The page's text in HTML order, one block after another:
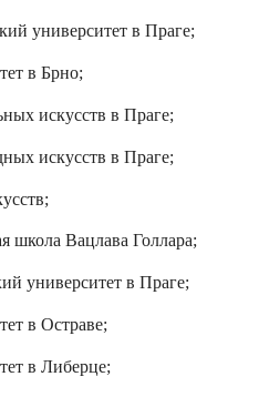
университет в Праге;
в Брно;
искусств в Праге;
искусств в Праге;
школа Вацлава Голлара;
университет в Праге;
в Остраве;
в Либерце;